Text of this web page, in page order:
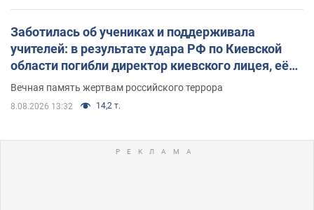
Заботилась об учениках и поддерживала
учителей: в результате удара РФ по Киевской
области погибли директор киевского лицея, её
муж и внук
Вечная память жертвам российского террора
8.08.2026 13:32 14,2 т.